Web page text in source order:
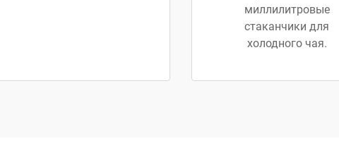
миллилитровые
стаканчики для
холодного чая.